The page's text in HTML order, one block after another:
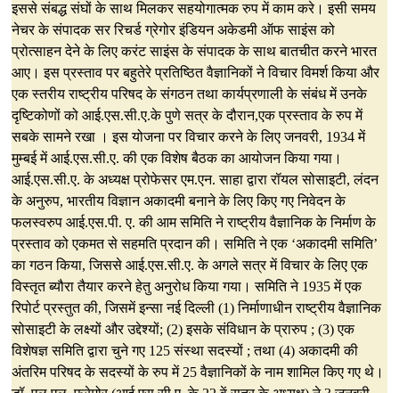
इससे संबद्ध संघों के साथ मिलकर सहयोगात्मक रुप में काम करे। इसी समय
नेचर के संपादक सर रिचर्ड ग्रेगोर इंडियन अकेडमी ऑफ साइंस को
प्रोत्साहन देने के लिए करंट साइंस के संपादक के साथ बातचीत करने भारत
आए। इस प्रस्ताव पर बहुतेरे प्रतिष्ठित वैज्ञानिकों ने विचार विमर्श किया और
एक स्तरीय राष्ट्रीय परिषद के संगठन तथा कार्यप्रणाली के संबंध में उनके
दृष्टिकोणों को आई.एस.सी.ए.के पुणे सत्र के दौरान,एक प्रस्ताव के रुप में
सबके सामने रखा । इस योजना पर विचार करने के लिए जनवरी, 1934 में
मुम्बई में आई.एस.सी.ए. की एक विशेष बैठक का आयोजन किया गया।
आई.एस.सी.ए. के अध्यक्ष प्रोफेसर एम.एन. साहा द्वारा रॉयल सोसाइटी, लंदन
के अनुरुप, भारतीय विज्ञान अकादमी बनाने के लिए किए गए निवेदन के
फलस्वरुप आई.एस.पी. ए. की आम समिति ने राष्ट्रीय वैज्ञानिक के निर्माण के
प्रस्ताव को एकमत से सहमति प्रदान की। समिति ने एक ‘अकादमी समिति’
का गठन किया, जिससे आई.एस.सी.ए. के अगले सत्र में विचार के लिए एक
विस्तृत ब्यौरा तैयार करने हेतु अनुरोध किया गया। समिति ने 1935 में एक
रिपोर्ट प्रस्तुत की, जिसमें इन्सा नई दिल्ली (1) निर्माणाधीन राष्ट्रीय वैज्ञानिक
सोसाइटी के लक्ष्यों और उद्देश्यों; (2) इसके संविधान के प्रारुप ; (3) एक
विशेषज्ञ समिति द्वारा चुने गए 125 संस्था सदस्यों ; तथा (4) अकादमी की
अंतरिम परिषद के सदस्यों के रुप में 25 वैज्ञानिकों के नाम शामिल किए गए थे।